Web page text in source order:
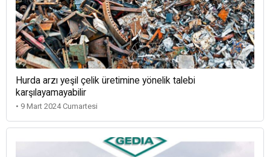
Hurda arzı yeşil çelik üretimine yönelik talebi
karşılayamayabilir
• 9 Mart 2024 Cumartesi